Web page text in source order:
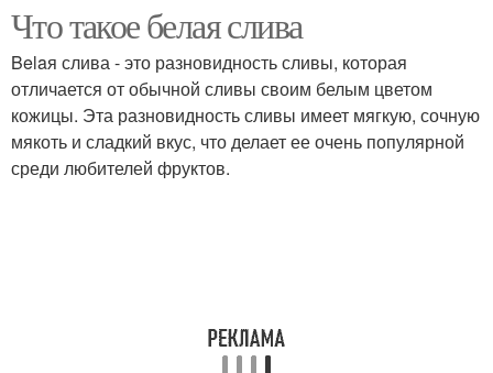
Что такое белая слива
Belaя слива - это разновидность сливы, которая
отличается от обычной сливы своим белым цветом
кожицы. Эта разновидность сливы имеет мягкую, сочную
мякоть и сладкий вкус, что делает ее очень популярной
среди любителей фруктов.